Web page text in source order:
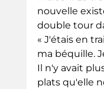
nouvelle
double tour
« J'étais en
ma béquille.
Il n'y avait
plats qu'elle